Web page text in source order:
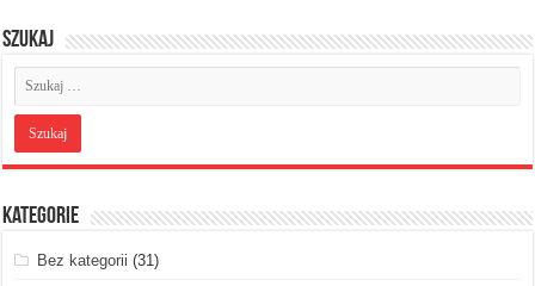
Szukaj
Kategorie
Bez kategorii (31)